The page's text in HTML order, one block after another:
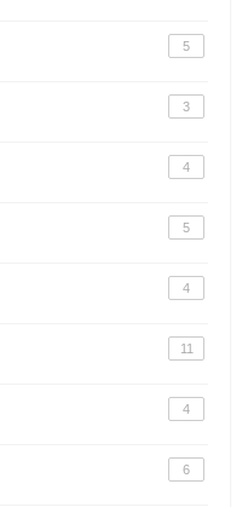
5
3
4
5
4
11
4
6